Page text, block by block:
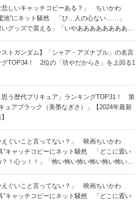
悲しいキャッチコピーある？」 ちいかわ
池”にネット騒然 「ひ…人の心ない……」
いグッズで震える」「いやあああああああああ
ストガンダム】「シャア・アズナブル」の名言
グTOP34！ 2位の「坊やだからさ」を上回る1
思う歴代プリキュア」ランキングTOP31！ 第
ュアブラック（美墨なぎさ）」【2024年最新
えぐいこと言ってない？」 映画ちいかわ
”キャッチコピーにネット騒然 「どこに置い
！心ッ！！」「怖い怖い怖い怖い怖い怖い怖
えぐいこと言ってない？」 映画ちいかわ
”キャッチコピーにネット騒然 「どこに置い